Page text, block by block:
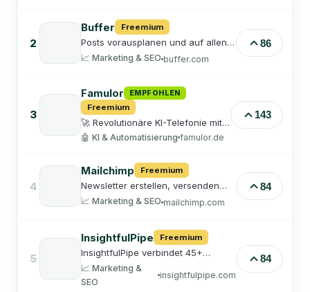
2
Buffer Freemium
Posts vorausplanen und auf allen
Kanälen veröffentlichen.
📈 Marketing & SEO buffer.com
86
3
Famulor EMPFOHLEN
Freemium
🚀 Revolutionäre KI-Telefonie mit
Prepaid-Tarif. Nie wieder
verpasste Anrufe! Famulor ist
Telefonassistent - menschlich,
intelligent, 24/7 verfügbar.
DSGVO-konform, in der EU
gehostet. Jetzt kostenlos testen!
🤖 KI & Automatisierung famulor.de
143
4
Mailchimp Freemium
Newsletter erstellen, versenden
und automatisieren.
📈 Marketing & SEO mailchimp.com
84
5
InsightfulPipe Freemium
InsightfulPipe verbindet 45+
Marketing-Plattformen (Google
Ads, Facebook Ads, GA4, TikTok,
Shopify u.v.m.) per MCP mit Claude,
📈 Marketing &
SEO
insightfulpipe.com
84